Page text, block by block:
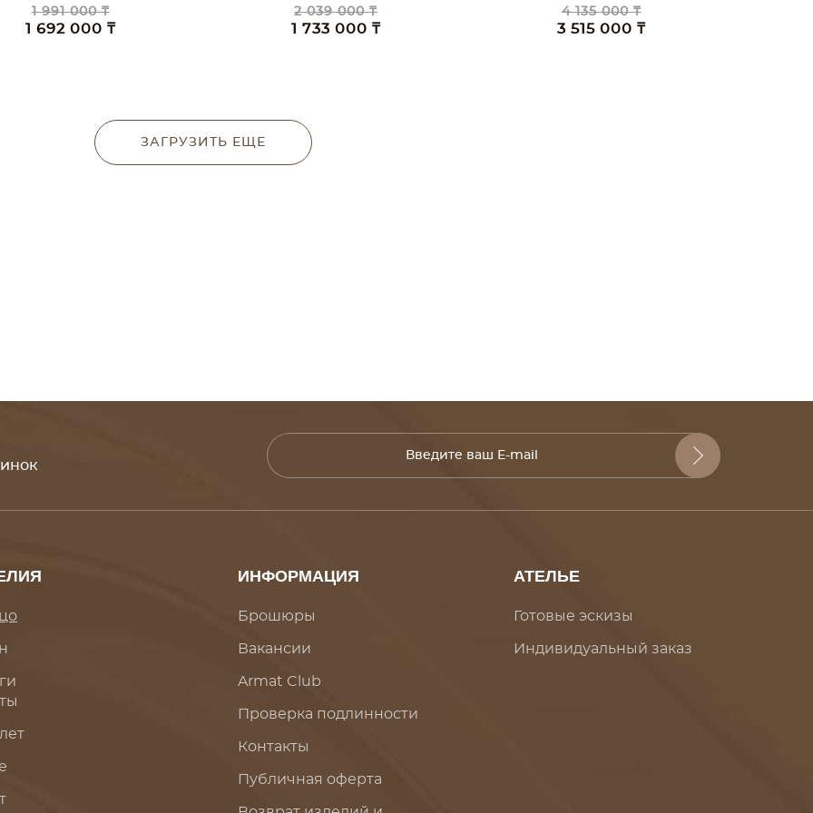
1 991 000 ₸
1 692 000 ₸
2 039 000 ₸
1 733 000 ₸
4 135 000 ₸
3 515 000 ₸
ЗАГРУЗИТЬ ЕЩЕ
ИНФОРМАЦИЯ
Брошюры
Вакансии
Armat Club
Проверка подлинности
Контакты
Публичная оферта
АТЕЛЬЕ
Готовые эскизы
Индивидуальный заказ